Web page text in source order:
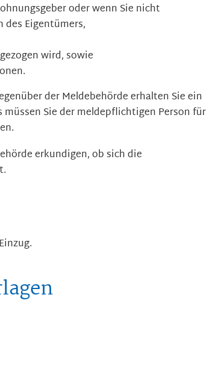
oder wenn Sie nicht
des Eigentümers,
wird, sowie
der Meldebehörde erhalten Sie ein
Sie der meldepflichtigen Person für
erkundigen, ob sich die